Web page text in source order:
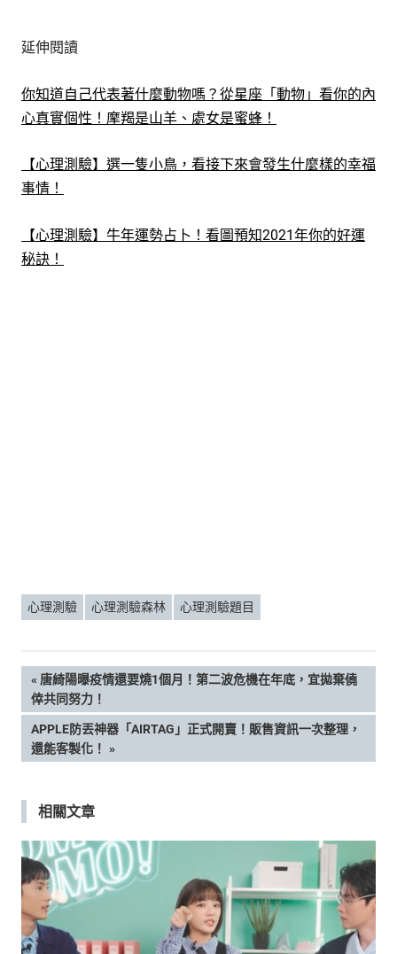
延伸閱讀
你知道自己代表著什麼動物嗎？從星座「動物」看你的內
心真實個性！摩羯是山羊、處女是蜜蜂！
【心理測驗】選一隻小鳥，看接下來會發生什麼樣的幸福
事情！
【心理測驗】牛年運勢占卜！看圖預知2021年你的好運
秘訣！
心理測驗 心理測驗森林 心理測驗題目
文
章
導
覽
PREVIOUS
POST:
唐綺陽曝疫情還要燒1個月！第二波危機在年底，宜拋棄僥
倖共同努力！
NEXT
POST:
APPLE防丟神器「AIRTAG」正式開賣！販售資訊一次整理，
還能客製化！
相關文章